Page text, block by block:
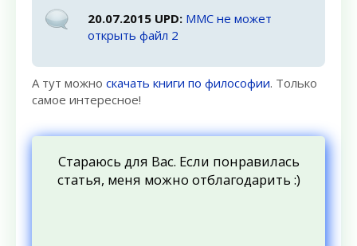
20.07.2015 UPD: MMC не может
открыть файл 2
А тут можно скачать книги по философии. Только
самое интересное!
Стараюсь для Вас. Если понравилась
статья, меня можно отблагодарить :)